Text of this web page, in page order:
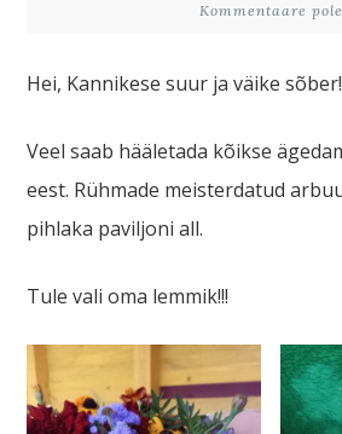
Kommentaare pole
Hei, Kannikese suur ja väike sõber!
Veel saab hääletada kõikse
eest. Rühmade meisterdatud
pihlaka paviljoni all.
Tule vali oma lemmik!!!